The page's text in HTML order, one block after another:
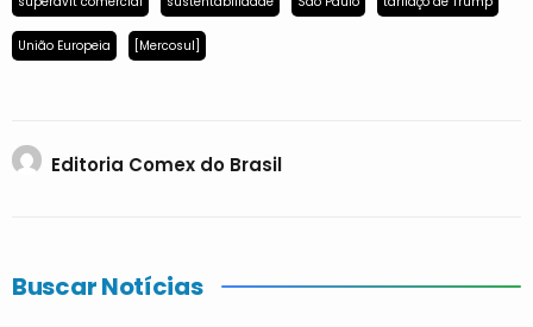
União Europeia [Mercosul]
Editoria Comex do Brasil
Buscar Notícias